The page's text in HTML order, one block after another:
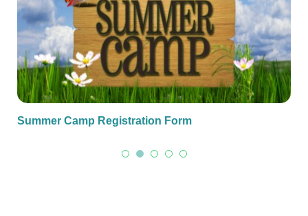
Summer Camp Registration Form